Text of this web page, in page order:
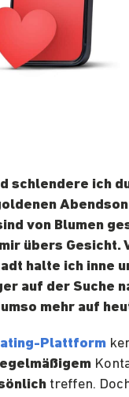
schlendere ich
von Blumen
übers Gesicht.
halte ich inne
auf der Suche
mehr auf
Plattform
treffen.